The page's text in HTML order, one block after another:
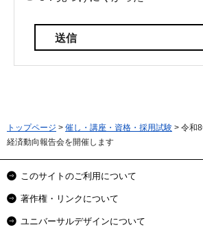
トップページ > 催し・講座・資格・採用試験 > 令和
経済動向報告会を開催します
このサイトのご利用について
著作権・リンクについて
ユニバーサルデザインについて